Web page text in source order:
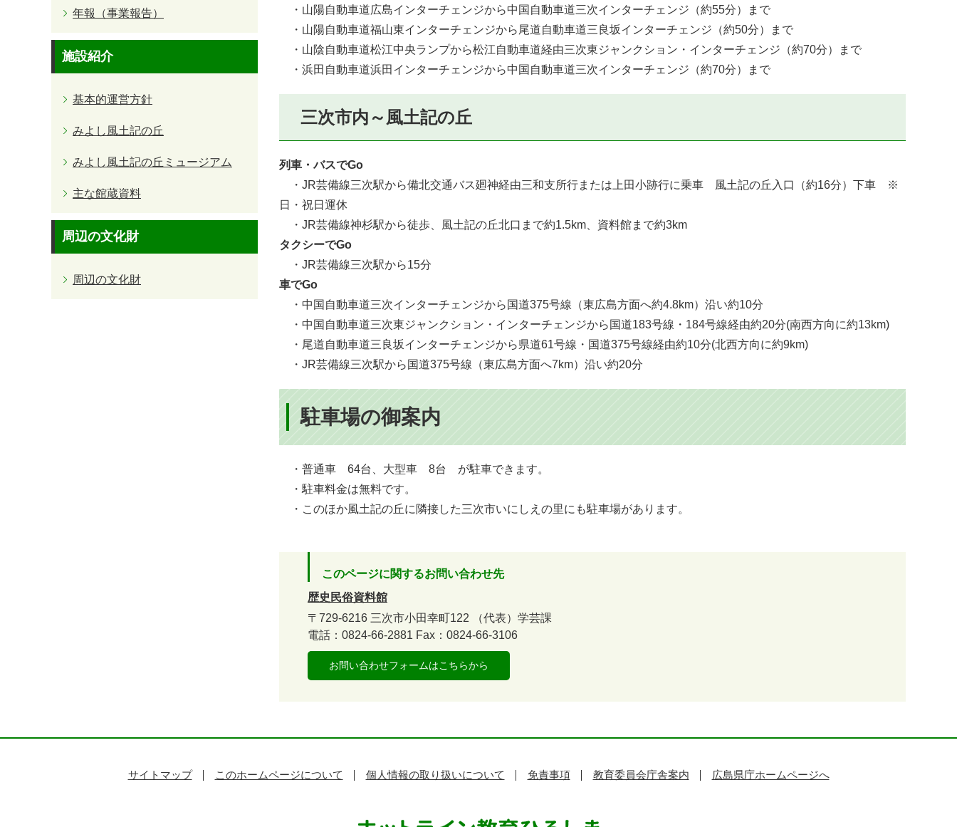
・山陽自動車道広島インターチェンジから中国自動車道三次インターチェンジ（約55分）まで
・山陽自動車道福山東インターチェンジから尾道自動車道三良坂インターチェンジ（約50分）まで
・山陰自動車道松江中央ランプから松江自動車道経由三次東ジャンクション・インターチェンジ（約70分）まで
・浜田自動車道浜田インターチェンジから中国自動車道三次インターチェンジ（約70分）まで
三次市内～風土記の丘
列車・バスでGo
・JR芸備線三次駅から備北交通バス廻神経由三和支所行または上田小跡行に乗車 風土記の丘入口（約16分）下車 ※
日・祝日運休
・JR芸備線神杉駅から徒歩、風土記の丘北口まで約1.5km、資料館まで約3km
タクシーでGo
・JR芸備線三次駅から15分
車でGo
・中国自動車道三次インターチェンジから国道375号線（東広島方面へ約4.8km）沿い約10分
・中国自動車道三次東ジャンクション・インターチェンジから国道183号線・184号線経由約20分(南西方向に約13km)
・尾道自動車道三良坂インターチェンジから県道61号線・国道375号線経由約10分(北西方向に約9km)
・JR芸備線三次駅から国道375号線（東広島方面へ7km）沿い約20分
駐車場の御案内
・普通車 64台、大型車 8台 が駐車できます。
・駐車料金は無料です。
・このほか風土記の丘に隣接した三次市いにしえの里にも駐車場があります。
このページに関するお問い合わせ先
歴史民俗資料館
〒729-6216 三次市小田幸町122
（代表）学芸課
電話：0824-66-2881 Fax：0824-66-3106
お問い合わせフォームはこちらから
年報（事業報告）
施設紹介
基本的運営方針
みよし風土記の丘
みよし風土記の丘ミュージアム
主な館蔵資料
周辺の文化財
周辺の文化財
サイトマップ このホームページについて 個人情報の取り扱いについて 免責事項 教育委員会庁舎案内 広島県庁ホームページへ